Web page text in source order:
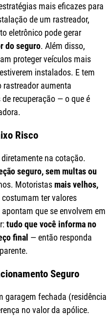
mais eficazes para
de um rastreador,
eletrônico pode gerar
do seguro. Além disso,
proteger veículos mais
instalados. E tem
rastreador aumenta
recuperação — o que é
Risco
na cotação.
seguro, sem multas ou
Motoristas mais velhos,
ter valores
que se envolvem em
tudo que você informa no
final — então responda
Seguro
garagem fechada (residência
no valor da apólice.